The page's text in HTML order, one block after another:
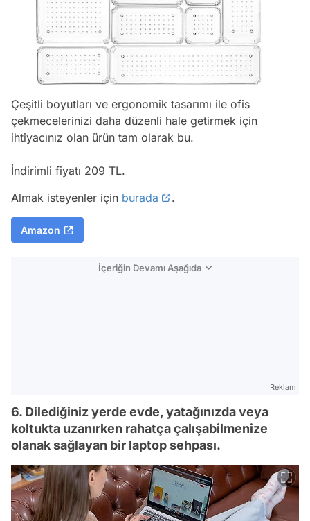
Çeşitli boyutları ve ergonomik tasarımı ile ofis
çekmecelerinizi daha düzenli hale getirmek için
ihtiyacınız olan ürün tam olarak bu.
İndirimli fiyatı 209 TL.
Almak isteyenler için burada .
Amazon
İçeriğin Devamı Aşağıda
Reklam
6. Dilediğiniz yerde evde, yatağınızda veya
koltukta uzanırken rahatça çalışabilmenize
olanak sağlayan bir laptop sehpası.